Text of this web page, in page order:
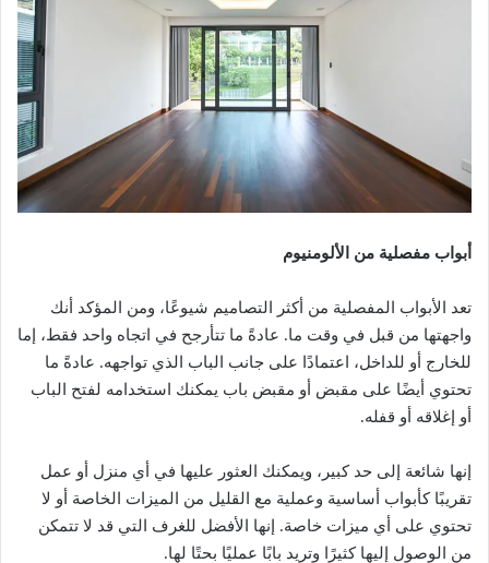
أبواب مفصلية من الألومنيوم
تعد الأبواب المفصلية من أكثر التصاميم شيوعًا، ومن المؤكد أنك
واجهتها من قبل في وقت ما. عادةً ما تتأرجح في اتجاه واحد فقط، إما
للخارج أو للداخل، اعتمادًا على جانب الباب الذي تواجهه. عادةً ما
تحتوي أيضًا على مقبض أو مقبض باب يمكنك استخدامه لفتح الباب
أو إغلاقه أو قفله.
إنها شائعة إلى حد كبير، ويمكنك العثور عليها في أي منزل أو عمل
تقريبًا كأبواب أساسية وعملية مع القليل من الميزات الخاصة أو لا
تحتوي على أي ميزات خاصة. إنها الأفضل للغرف التي قد لا تتمكن
من الوصول إليها كثيرًا وتريد بابًا عمليًا بحتًا لها.